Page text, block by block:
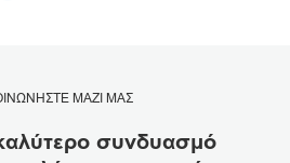
ΜΑΖΙ ΜΑΣ
συνδυασμό